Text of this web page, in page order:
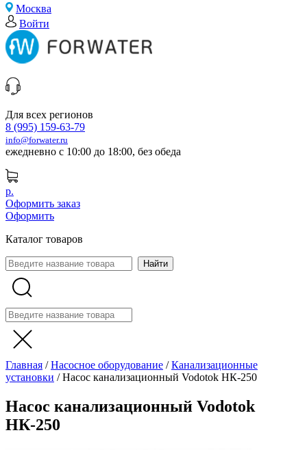
Москва
Войти
Для всех регионов
8 (995) 159-63-79
info@forwater.ru
ежедневно с 10:00 до 18:00, без обеда
р.
Оформить заказ
Оформить
Каталог товаров
Главная /Насосное оборудование /Канализационные
установки /Насос канализационный Vodotok НК-250
Насос канализационный Vodotok
НК-250